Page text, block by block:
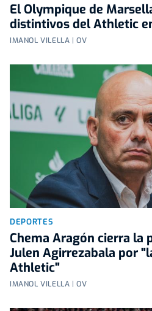
El Olympique de
distintivos del Athletic
IMANOL VILELLA | OV
DEPORTES
Chema Aragón cierra la
Julen Agirrezabala por
Athletic"
IMANOL VILELLA | OV